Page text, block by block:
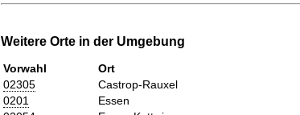
Weitere Orte in der Umgebung
Vorwahl Ort
02305
Castrop-Rauxel
0201
Essen